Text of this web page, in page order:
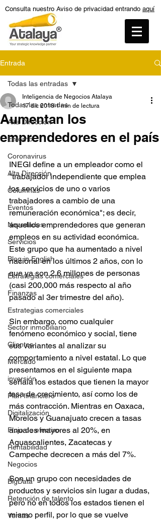
Consulta nuestro Aviso de privacidad entrando aquí
Entrada
Todas las entradas
Alta Dirección
Entorno
Coronavirus
Alta Dirección
Columnas
Eventos
Novedades
Servicios
Blog in English
Estrategias comerciales
Finanzas
Estrategias comerciales
Sector inmobiliario
Clientes
Mercado
inversión
Plan financiero
Digitalización
Flujo de efectivo
Rentabilidad
Negocios
BigData
Retención de talento
Ventas
Todas las entradas
Aumentan los
emprendedores en el país
Inteligencia de Negocios Atalaya
17 dic 2018 1 min de lectura
INEGI define a un empleador como el
"trabajador independiente que emplea
los servicios de uno o varios
trabajadores a cambio de una
remuneración económica"; es decir,
aquellos emprendedores que generan
empleos en su actividad económica.
Este grupo que ha aumentado a nivel
nacional en los últimos 2 años, con lo
que ya son 2.6 millones de personas
(casi 200,000 más respecto al año
pasado al 3er trimestre del año).
Sin embargo, como cualquier
fenómeno económico y social, tiene
sus variantes al analizar su
comportamiento a nivel estatal. Lo que
presentamos en el siguiente mapa
señala los estados que tienen la mayor
tasa de crecimiento, así como los de
más contracción. Mientras en Oaxaca,
Morelos y Guanajuato crecen a tasas
anuales mayores al 20%, en
Aguascalientes, Zacatecas y
Campeche decrecen a más del 7%.
Son un grupo con necesidades de
productos y servicios sin lugar a dudas,
pero no en todos los estados tienen el
mismo perfil, por lo que se vuelve